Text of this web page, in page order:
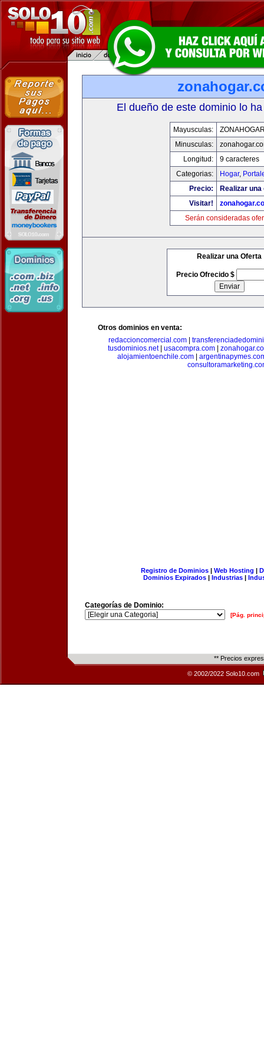
El dueño de este dominio lo
Mayusculas:
Minusculas:
Longitud:
9 caracteres
Categorias:
Hogar,
Precio:
Realizar
Visitar!
Serán consideradas
Realizar una Oferta
Precio Ofrecido $
Otros dominios en venta:
redaccioncomercial.com
tusdominios.net| usacompra.com|
alojamientoenchile.com
Registro de Dominios| Web Hosting |
Dominios Expirados | Industrias |
Categorías de Dominio:
[Pág.
** Precios
© 2002/2022 Solo10.com